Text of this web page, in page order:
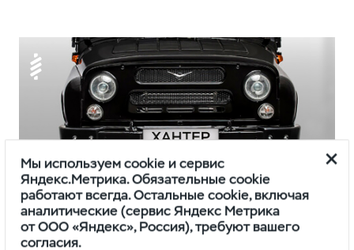
Подвеска
Мы используем cookie и сервис
Яндекс.Метрика. Обязательные cookie
работают всегда. Остальные cookie, включая
аналитические (сервис Яндекс Метрика
от ООО «Яндекс», Россия), требуют вашего
согласия.